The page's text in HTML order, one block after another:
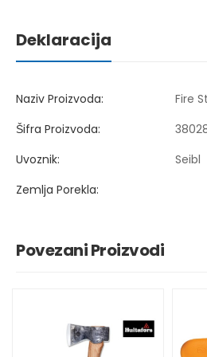
Deklaracija
Naziv Proizvoda:
Fire
Šifra Proizvoda:
Uvoznik:
Seibl
Zemlja Porekla:
Povezani Proizvodi